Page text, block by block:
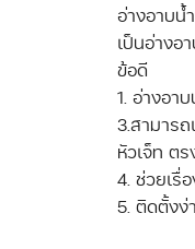
อ่างอาบน้
เป็นอ่างอ
ข้อดี
1. อ่างอา
3.สามาร
หัวเจ็ท ต
4. ช่วยเรื่
5. ติดตั้งง่